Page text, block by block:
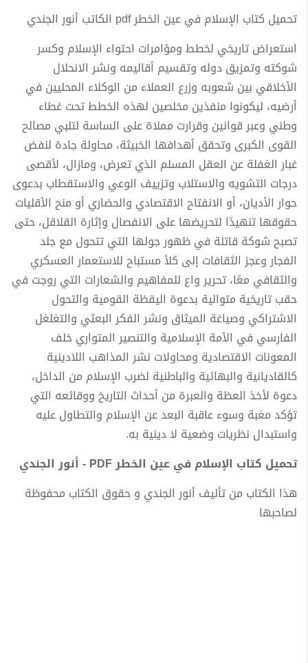
تحميل كتاب الإسلام في عين الخطر pdf الكاتب أنور الجندي
استعراض تاريخي لخطط ومؤامرات احتواء الإسلام وكسر
شوكته وتمزيق دوله وتقسيم أقاليمه ونشر الانحلال
الأخلاقي بين شعوبه وزرع العملاء من الوكلاء المحليين في
أرضيه، ليكونوا منفذين مخلصين لهذه الخطط تحت غطاء
وطني وعبر قوانين وقرارت مملاة على الساسة لتلبي مصالح
القوى الكبرى وتحقق أهدافها الخبيثة، محاولة جادة لنفض
غبار الغفلة عن العقل المسلم الذي تعرض، ومازال، لأقصى
درجات التشويه والاستلاب وتزييف الوعي والاستقطاب بدعوى
حوار الأديان، أو الانفتاح الاقتصادي والحضاري أو منح الأقليات
حقوقها تنهيدًا لتحريضها على الانفصال وإثارة القلاقل، حتى
تصبح شوكة قاتلة في ظهور جولها التي تتحول مع جلد
الفجار وعجز الثقافات إلى كلأ مستباح للاستعمار العسكري
والثقافي معًا، تحرير واع للمفاهيم والشعارات التي روجت في
حقب تاريخية متوالية بدعوة اليقظة القومية والتحول
الاشتراكي وصياغة الميثاق ونشر الفكر البعثي والتغلغل
الفارسي في الأمة الإسلامية والتنصير المتواري خلف
المعونات الاقتصادية ومحاولات نشر المذاهب اللادينية
كالقاديانية والبهائية والباطنية لضرب الإسلام من الداخل،
دعوة لأخذ العظة والعبرة من أحداث التاريخ ووقائعه التي
تؤكد مغبة وسوء عاقبة البعد عن الإسلام والتطاول عليه
واستبدال نظريات وضعية لا دينية به.
تحميل كتاب الإسلام في عين الخطر PDF - أنور الجندي
هذا الكتاب من تأليف أنور الجندي و حقوق الكتاب محفوظة
لصاحبها